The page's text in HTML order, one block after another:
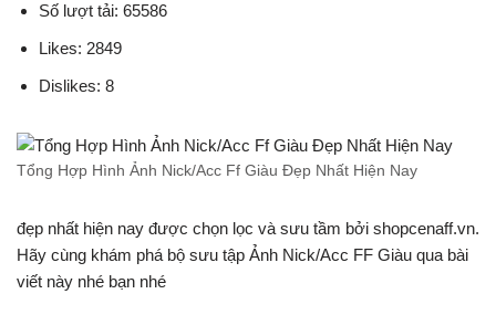
Số lượt tải: 65586
Likes: 2849
Dislikes: 8
Tổng Hợp Hình Ảnh Nick/Acc Ff Giàu Đẹp Nhất Hiện Nay
đẹp nhất hiện nay được chọn lọc và sưu tầm bởi shopcenaff.vn.
Hãy cùng khám phá bộ sưu tập Ảnh Nick/Acc FF Giàu qua bài
viết này nhé bạn nhé